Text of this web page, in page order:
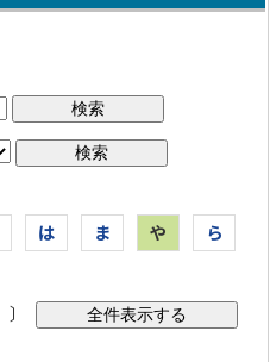
は ま や
ら
〕